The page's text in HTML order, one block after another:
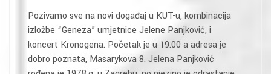
Pozivamo sve na novi događaj u KUT-u, kombinacija
izložbe “Geneza” umjetnice Jelene Panjković, i
koncert Kronogena. Početak je u 19.00 a adresa je
dobro poznata, Masarykova 8. Jelena Panjković